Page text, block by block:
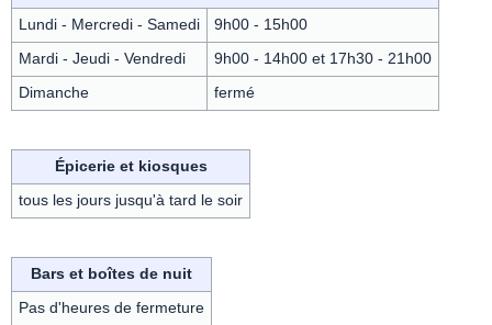
Lundi - Mercredi - Samedi 9h00 - 15h00
Mardi - Jeudi - Vendredi 9h00 - 14h00 et 17h30 - 21h00
Dimanche fermé
Épicerie et kiosques
tous les jours jusqu'à tard le soir
Bars et boîtes de nuit
Pas d'heures de fermeture